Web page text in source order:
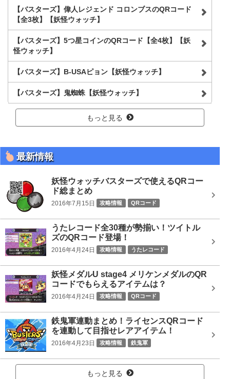
【バスターズ】偉人レジェンド コロンブスのQRコード
【全3枚】【妖怪ウォッチ】
【バスターズ】5つ星コインのQRコード【全4枚】【妖
怪ウォッチ】
【バスターズ】B-USAピョン【妖怪ウォッチ】
【バスターズ】鬼蜘蛛【妖怪ウォッチ】
もっと見る
最新情報
妖怪ウォッチバスターズで使えるQRコー
ド総まとめ
2016年7月15日 攻略情報 QRコード
うたレコード全30種が勢揃い！ツイトル
ズのQRコード登場！
2016年4月24日 攻略情報 うたレコード
妖怪メダルU stage4 メリケンメダルのQR
コードでもらえるアイテムは？
2016年4月24日 攻略情報 QRコード
鉄鬼軍連動まとめ！ライセンスQRコード
を連動して目指せレアアイテム！
2016年4月23日 攻略情報 鉄鬼軍
もっと見る